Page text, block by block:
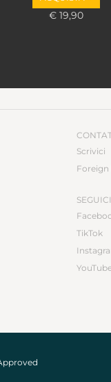
€ 19,90
Scrivici
Foreign
TikTok